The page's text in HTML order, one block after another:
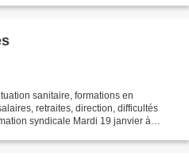
sanitaire, formations en
retraites, direction, difficultés
syndicale Mardi 19 janvier à